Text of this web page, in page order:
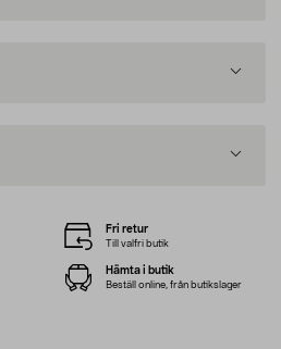
Fri retur
Till valfri butik
Hämta i butik
Beställ online, från butikslager